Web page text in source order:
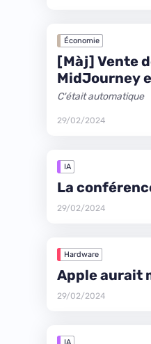
Économie
[Màj] Vente
MidJourney
C'était automatique
29/02/2024
IA
La
29/02/2024
Hardware
Apple aurait
29/02/2024